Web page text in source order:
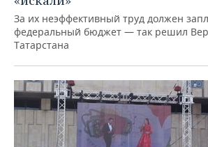
За их неэффективный труд должен
федеральный бюджет — так решил
Татарстана